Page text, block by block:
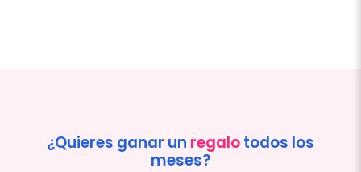
¿Quieres ganar un regalotodos los
meses?